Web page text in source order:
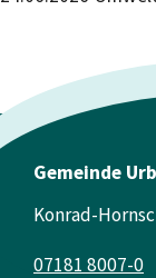
Gemeinde
Konrad-
07181 8007-0